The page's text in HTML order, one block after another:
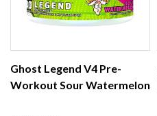
Ghost Legend V4 Pre-
Workout Sour Watermelon